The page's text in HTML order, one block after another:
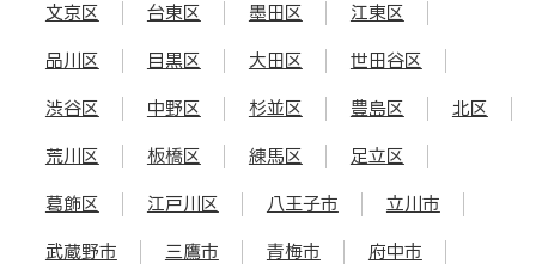
文京区 台東区 墨田区 江東区
品川区 目黒区 大田区 世田谷区
渋谷区 中野区 杉並区 豊島区 北区
荒川区 板橋区 練馬区 足立区
葛飾区 江戸川区 八王子市 立川市
武蔵野市 三鷹市 青梅市 府中市